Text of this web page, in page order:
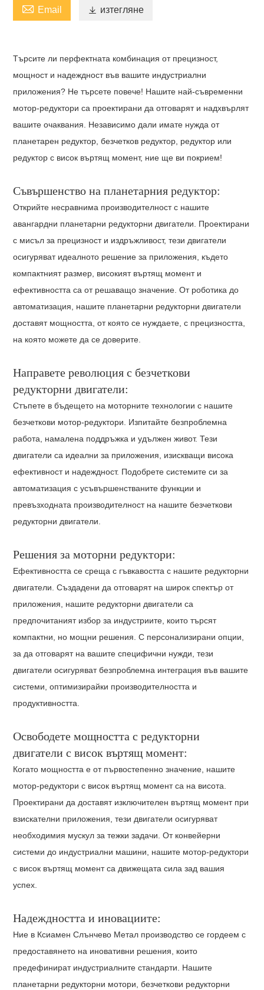
 Email  изтегляне
Търсите ли перфектната комбинация от прецизност,
мощност и надеждност във вашите индустриални
приложения? Не търсете повече! Нашите най-съвременни
мотор-редуктори са проектирани да отговарят и надхвърлят
вашите очаквания. Независимо дали имате нужда от
планетарен редуктор, безчетков редуктор, редуктор или
редуктор с висок въртящ момент, ние ще ви покрием!
Съвършенство на планетарния редуктор:
Открийте несравнима производителност с нашите
авангардни планетарни редукторни двигатели. Проектирани
с мисъл за прецизност и издръжливост, тези двигатели
осигуряват идеалното решение за приложения, където
компактният размер, високият въртящ момент и
ефективността са от решаващо значение. От роботика до
автоматизация, нашите планетарни редукторни двигатели
доставят мощността, от която се нуждаете, с прецизността,
на която можете да се доверите.
Направете революция с безчеткови
редукторни двигатели:
Стъпете в бъдещето на моторните технологии с нашите
безчеткови мотор-редуктори. Изпитайте безпроблемна
работа, намалена поддръжка и удължен живот. Тези
двигатели са идеални за приложения, изискващи висока
ефективност и надеждност. Подобрете системите си за
автоматизация с усъвършенстваните функции и
превъзходната производителност на нашите безчеткови
редукторни двигатели.
Решения за моторни редуктори:
Ефективността се среща с гъвкавостта с нашите редукторни
двигатели. Създадени да отговарят на широк спектър от
приложения, нашите редукторни двигатели са
предпочитаният избор за индустриите, които търсят
компактни, но мощни решения. С персонализирани опции,
за да отговарят на вашите специфични нужди, тези
двигатели осигуряват безпроблемна интеграция във вашите
системи, оптимизирайки производителността и
продуктивността.
Освободете мощността с редукторни
двигатели с висок въртящ момент:
Когато мощността е от първостепенно значение, нашите
мотор-редуктори с висок въртящ момент са на висота.
Проектирани да доставят изключителен въртящ момент при
взискателни приложения, тези двигатели осигуряват
необходимия мускул за тежки задачи. От конвейерни
системи до индустриални машини, нашите мотор-редуктори
с висок въртящ момент са движещата сила зад вашия
успех.
Надеждността и иновациите:
Ние в Ксиамен Слънчево Метал производство се гордеем с
предоставянето на иновативни решения, които
предефинират индустриалните стандарти. Нашите
планетарни редукторни мотори, безчеткови редукторни